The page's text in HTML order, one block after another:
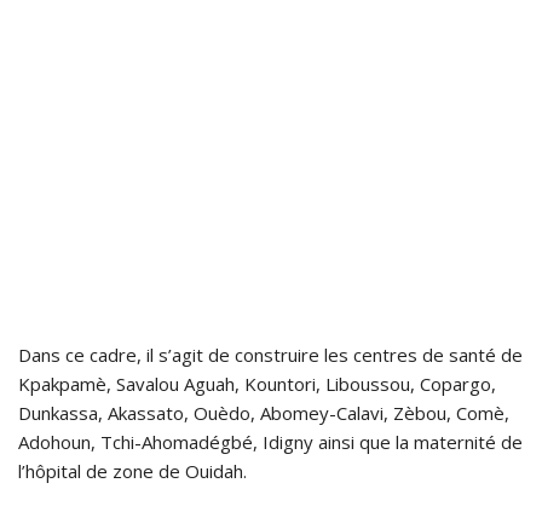
Dans ce cadre, il s’agit de construire les centres de santé de
Kpakpamè, Savalou Aguah, Kountori, Liboussou, Copargo,
Dunkassa, Akassato, Ouèdo, Abomey-Calavi, Zèbou, Comè,
Adohoun, Tchi-Ahomadégbé, Idigny ainsi que la maternité de
l’hôpital de zone de Ouidah.